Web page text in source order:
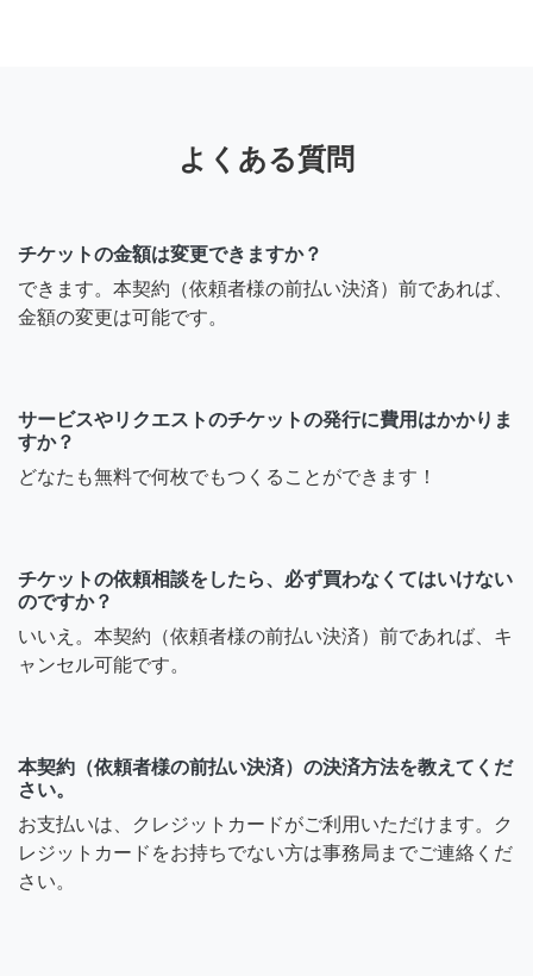
よくある質問
チケットの金額は変更できますか？
できます。本契約（依頼者様の前払い決済）前であれば、
金額の変更は可能です。
サービスやリクエストのチケットの発行に費用はかかりま
すか？
どなたも無料で何枚でもつくることができます！
チケットの依頼相談をしたら、必ず買わなくてはいけない
のですか？
いいえ。本契約（依頼者様の前払い決済）前であれば、キ
ャンセル可能です。
本契約（依頼者様の前払い決済）の決済方法を教えてくだ
さい。
お支払いは、クレジットカードがご利用いただけます。ク
レジットカードをお持ちでない方は事務局までご連絡くだ
さい。